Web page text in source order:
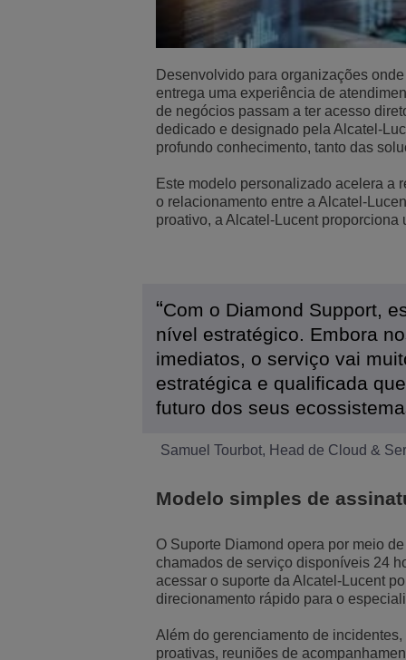
Desenvolvido para organizações
entrega uma experiência de
de negócios passam a ter acesso
dedicado e designado pela Alcatel-
profundo conhecimento, tanto das
Este modelo personalizado acelera a
o relacionamento entre a Alcatel-
proativo, a Alcatel-Lucent
Com o Diamond Support,
nível estratégico. Embora
imediatos, o serviço vai
estratégica e qualificada
futuro dos seus
Samuel Tourbot, Head de Cloud &
Modelo simples de
O Suporte Diamond opera por meio
chamados de serviço disponíveis 24
acessar o suporte da Alcatel-Lucent
direcionamento rápido para o
Além do gerenciamento de
proativas, reuniões de